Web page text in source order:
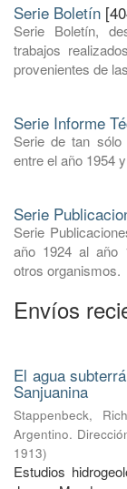
Serie Boletín
Serie Boletín,
trabajos
provenientes de
Serie Informe
Serie de tan sólo
entre el año 1954
Serie
Serie
año 1924 al año
otros organismos.
Envíos
El agua
Sanjuanina
Stappenbeck,
Argentino.
1913)
Estudios